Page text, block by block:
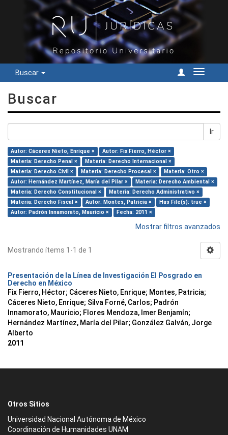
Buscar
Cambiar
Buscar
Ir
Autor: Cáceres Nieto, Enrique ×
Autor: Fix Fierro, Héctor ×
Materia: Derecho Penal ×
Materia: Derecho Internacional ×
Materia: Derecho Civil ×
Materia: Derecho Procesal ×
Materia: Otro ×
Autor: Hernández Martínez, María del Pilar ×
Materia: Derecho Ambiental ×
Materia: Derecho Constitucional ×
Materia: Derecho Administrativo ×
Materia: Derecho Fiscal ×
Autor: Montes, Patricia ×
Has File(s): true ×
Autor: Padrón Innamorato, Mauricio ×
Fecha: 2011 ×
Mostrar filtros avanzados
Mostrando ítems 1-1 de 1
Presentación de la Línea de Investigación El Posgrado en
Derecho en México
Fix Fierro, Héctor; Cáceres Nieto, Enrique; Montes, Patricia;
Cáceres Nieto, Enrique; Silva Forné, Carlos; Padrón
Innamorato, Mauricio; Flores Mendoza, Imer Benjamín;
Hernández Martínez, María del Pilar; González Galván, Jorge
Alberto
2011
Otros Sitios
Universidad Nacional Autónoma de México
Coordinación de Humanidades UNAM